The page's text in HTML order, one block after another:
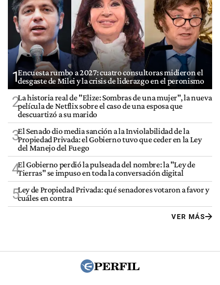
1Encuesta rumbo a 2027: cuatro consultoras midieron el
desgaste de Milei y la crisis de liderazgo en el peronismo
2La historia real de "Elize: Sombras de una mujer", la nueva
película de Netflix sobre el caso de una esposa que
descuartizó a su marido
3El Senado dio media sanción a la Inviolabilidad de la
Propiedad Privada: el Gobierno tuvo que ceder en la Ley
del Manejo del Fuego
4El Gobierno perdió la pulseada del nombre: la "Ley de
Tierras" se impuso en toda la conversación digital
5Ley de Propiedad Privada: qué senadores votaron a favor y
cuáles en contra
VER MÁS